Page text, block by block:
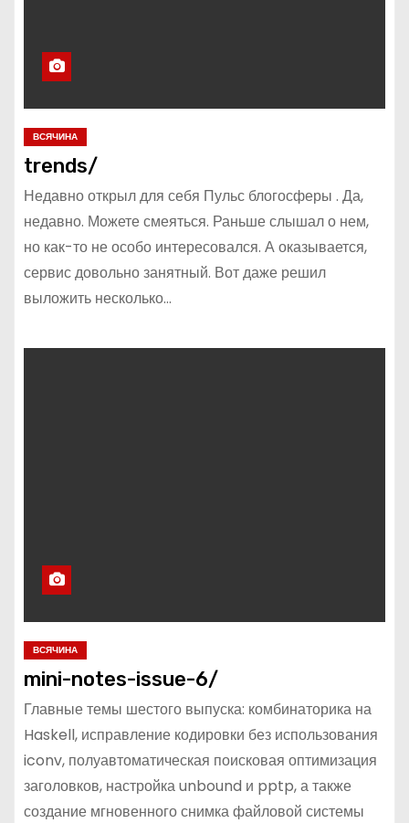
ВСЯЧИНА
trends/
Недавно открыл для себя Пульс блогосферы . Да,
недавно. Можете смеяться. Раньше слышал о нем,
но как-то не особо интересовался. А оказывается,
сервис довольно занятный. Вот даже решил
выложить несколько…
ВСЯЧИНА
mini-notes-issue-6/
Главные темы шестого выпуска: комбинаторика на
Haskell, исправление кодировки без использования
iconv, полуавтоматическая поисковая оптимизация
заголовков, настройка unbound и pptp, а также
создание мгновенного снимка файловой системы